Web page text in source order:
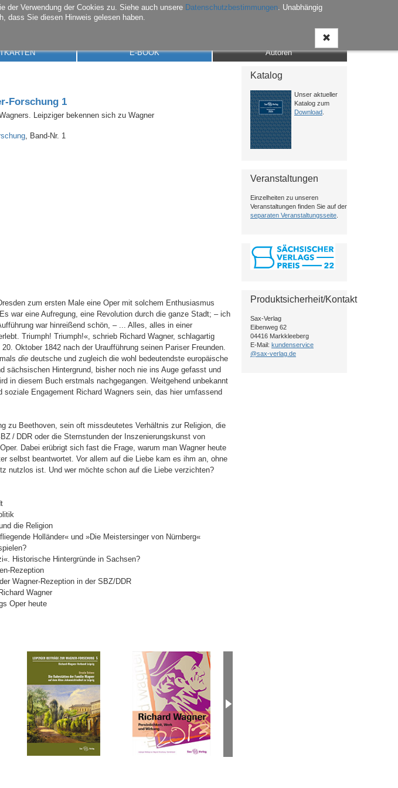
der Verwendung der Cookies zu. Siehe auch unsere Datenschutzbestimmungen. Unabhängig
dass Sie diesen Hinweis gelesen haben.
E-BOOK Autoren
Forschung 1
Leipziger bekennen sich zu Wagner
, Band-Nr. 1
zum ersten Male eine Oper mit solchem Enthusiasmus
war eine Aufregung, eine Revolution durch die ganze Stadt; – ich
war hinreißend schön, – ... Alles, alles in einer
Triumph! Triumph!«, schrieb Richard Wagner, schlagartig
Oktober 1842 nach der Uraufführung seinen Pariser Freunden.
die deutsche und zugleich die wohl bedeutendste europäische
sächsischen Hintergrund, bisher noch nie ins Auge gefasst und
in diesem Buch erstmals nachgegangen. Weitgehend unbekannt
Engagement Richard Wagners sein, das hier umfassend
zu Beethoven, sein oft missdeutetes Verhältnis zur Religion, die
/ DDR oder die Sternstunden der Inszenierungskunst von
Dabei erübrigt sich fast die Frage, warum man Wagner heute
selbst beantwortet. Vor allem auf die Liebe kam es ihm an, ohne
nutzlos ist. Und wer möchte schon auf die Liebe verzichten?
die Religion
Holländer« und »Die Meistersinger von Nürnberg«
Historische Hintergründe in Sachsen?
Rezeption
Wagner-Rezeption in der SBZ/DDR
Wagner
Oper heute
Katalog
Unser aktueller
Katalog zum
Download
Veranstaltungen
Einzelheiten zu unseren
Veranstaltungen finden Sie auf der
separaten Veranstaltungsseite
Produktsicherheit/Kontakt
Sax-Verlag
Eibenweg 62
04416 Markkleeberg
E-Mail: kundenservice
@sax-verlag.de